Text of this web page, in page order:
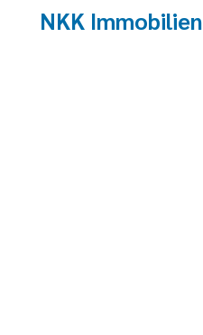
NKK Immobilien